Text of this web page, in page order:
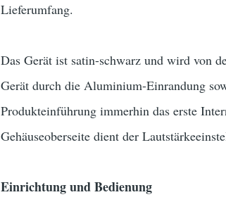
Lieferumfang.
Das Gerät ist satin-schwarz und wird von
Gerät durch die Aluminium-Einrandung
Produkteinführung immerhin das erste
Gehäuseoberseite dient der
Einrichtung und Bedienung